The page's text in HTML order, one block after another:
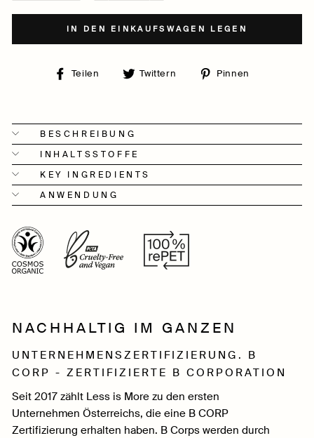
IN DEN EINKAUFSWAGEN LEGEN
Teilen
Auf
Twittern
Auf
Pinnen
BESCHREIBUNG
INHALTSSTOFFE
KEY INGREDIENTS
ANWENDUNG
NACHHALTIG IM GANZEN
UNTERNEHMENSZERTIFIZIERUNG. B
CORP - ZERTIFIZIERTE B CORPORATION
Seit 2017 zählt Less is More zu den ersten
Unternehmen Österreichs, die eine B CORP
Zertifizierung erhalten haben. B Corps werden durch